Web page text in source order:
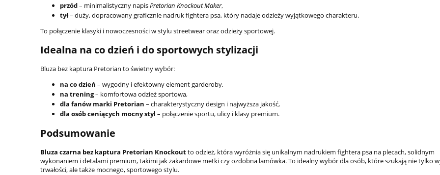
przód– minimalistyczny napisPretorian Knockout Maker,
tył– duży, dopracowany graficznie nadruk fightera psa, który nadaje odzieży wyjątkowego charakteru.
To połączenie klasyki i nowoczesności w stylu streetwear oraz odzieży sportowej.
Idealna na co dzień i do sportowych stylizacji
Bluza bez kaptura Pretorian to świetny wybór:
na co dzień – wygodny i efektowny element garderoby,
na trening– komfortowa odzież sportowa,
dla fanów marki Pretorian – charakterystyczny design i najwyższa jakość,
dla osób ceniących mocny styl – połączenie sportu, ulicy i klasy premium.
Podsumowanie
Bluza czarna bez kaptura Pretorian Knockoutto odzież, która wyróżnia się unikalnym nadrukiem fightera psa na plecach, solidnym
wykonaniem i detalami premium, takimi jak żakardowe metki czy ozdobna lamówka. To idealny wybór dla osób, które szukają nie tylko
trwałości, ale także mocnego, sportowego stylu.